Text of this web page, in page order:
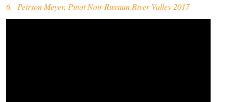
6. Peirson Meyer, Pinot Noir Russian River Valley 2017